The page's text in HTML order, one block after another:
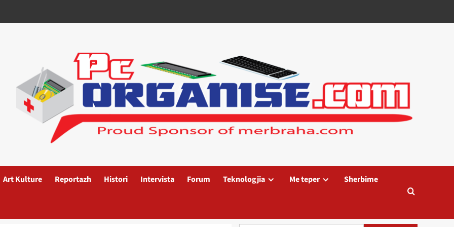
Art Kulture Reportazh Histori Intervista Forum Teknologjia Me teper Sherbime